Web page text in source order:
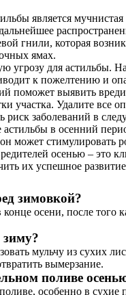
является
гнили, которая
ямах.
угрозу для
к пожелтению и
поможет выявить
участка. Удалите все
риск заболеваний в
в осенний
может
осенью – это
их успешное
зимовкой?
осени, после
мульчу из сухих
вымерзание.
поливе
особенно в